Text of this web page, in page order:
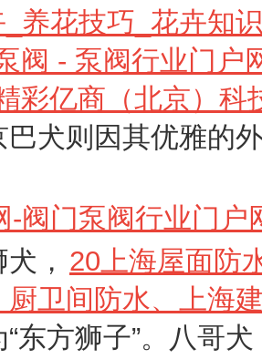
养花技巧_花卉知
阀 - 泵阀行业门户
彩亿商（北京）科
巴犬则因其优雅的
-阀门泵阀行业门户
， 20上海屋面防
厨卫间防水、上海
东方狮子”。八哥